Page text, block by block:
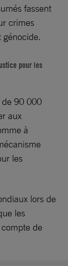
fassent
crimes
génocide.
pour les
de 90 000
aux
à
les
lors de
les
de